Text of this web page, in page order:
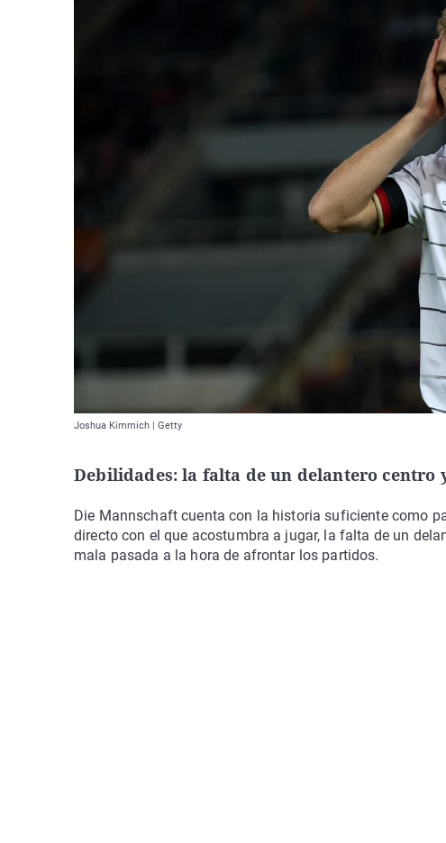
Joshua Kimmich | Getty
Debilidades: la falta de un delantero centro
Die Mannschaft cuenta con la historia suficiente como
directo con el que acostumbra a jugar, la falta de un
mala pasada a la hora de afrontar los partidos.